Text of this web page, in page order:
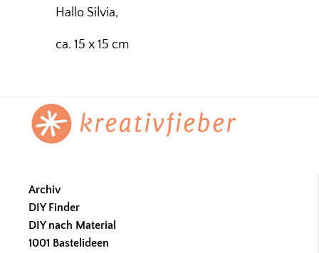
Hallo Silvia,
ca. 15 x 15 cm
Footer
Archiv
DIY Finder
DIY nach Material
1001 Bastelideen